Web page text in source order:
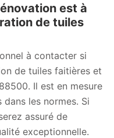
est à
de tuiles
à contacter si
de tuiles faitières et
Il est en mesure
les normes. Si
assuré de
exceptionnelle.